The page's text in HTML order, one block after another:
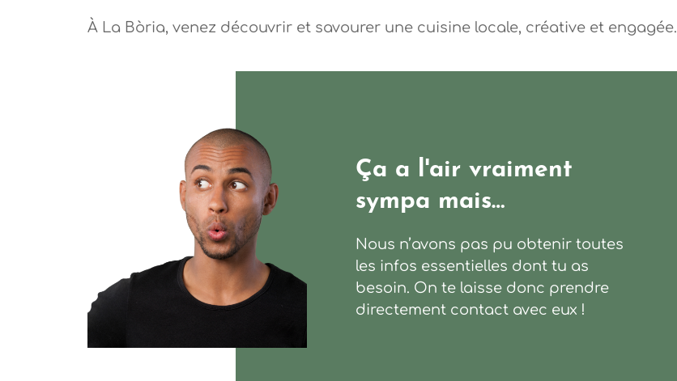
À La Bòria, venez découvrir et savourer une cuisine locale, créative et engagée.
Ça a l'air vraiment
sympa mais…
Nous n’avons pas pu obtenir toutes
les infos essentielles dont tu as
besoin. On te laisse donc prendre
directement contact avec eux !